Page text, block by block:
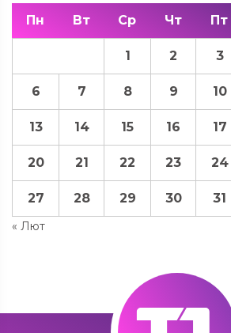
Пн Вт Ср Чт Пт
« Лют
1 2 3
6 7 8 9 10
13 14 15 16 17
20 21 22 23 24
27 28 29 30 31